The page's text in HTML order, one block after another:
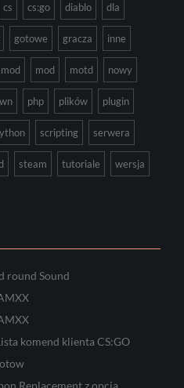
cs cs:go diablo dla
gotowe gracza inne
mod motd nowy
php plików plugin
scripting serwera
steam tutoriale wersja
round Sound
komend klienta CS:GO
Replacement z opcją